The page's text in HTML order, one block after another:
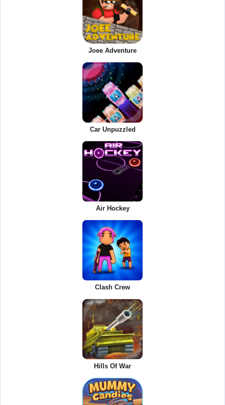
Joee Adventure
Car Unpuzzled
Air Hockey
Clash Crew
Hills Of War